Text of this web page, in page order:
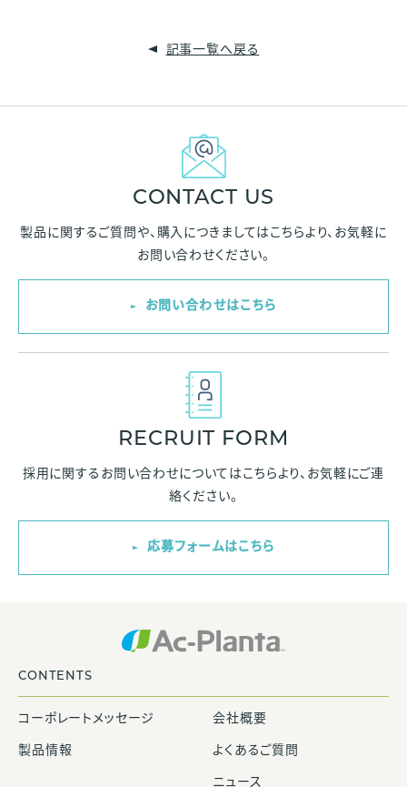
記事一覧へ戻る
CONTACT US
製品に関するご質問や、購入につきましてはこちらより、お気軽に
お問い合わせください。
お問い合わせはこちら
RECRUIT FORM
採用に関するお問い合わせについてはこちらより、お気軽にご連
絡ください。
応募フォームはこちら
CONTENTS
コーポレートメッセージ
製品情報
会社概要
よくあるご質問
ニュース